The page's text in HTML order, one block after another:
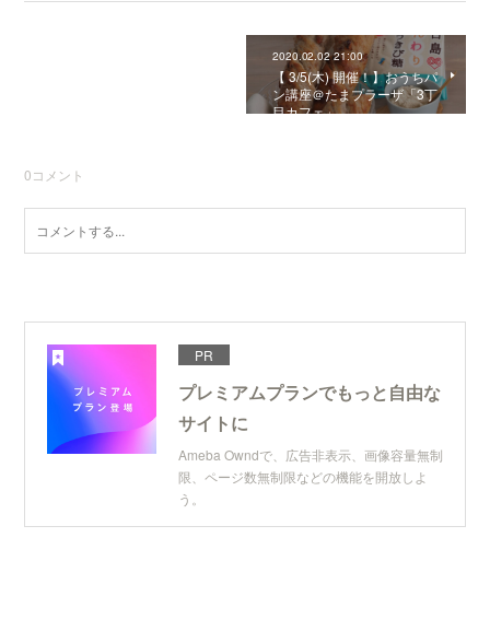
2020.02.02 21:00
【 3/5(木) 開催！】おうちパ
ン講座＠たまプラーザ「3丁
目カフェ」
0コメント
PR
プレミアムプランでもっと自由な
サイトに
Ameba Owndで、広告非表示、画像容量無制
限、ページ数無制限などの機能を開放しよ
う。